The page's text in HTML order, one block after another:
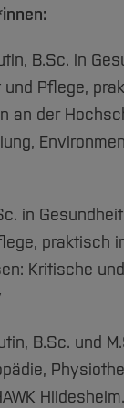
B.Sc. in
und Pflege,
an der
in
praktisch
Kritische
B.Sc. und